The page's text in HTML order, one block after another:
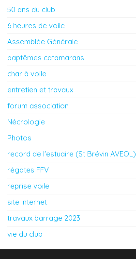
50 ans du club
6 heures de voile
Assemblée Générale
baptêmes catamarans
char à voile
entretien et travaux
forum association
Nécrologie
Photos
record de l'estuaire (St Brévin AVEOL)
régates FFV
reprise voile
site internet
travaux barrage 2023
vie du club